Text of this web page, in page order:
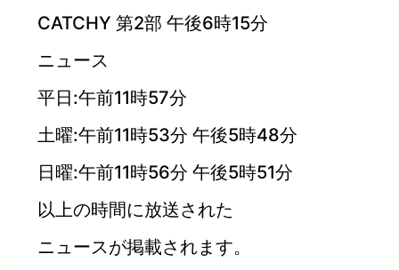
CATCHY 第2部 午後6時15分
ニュース
平日:午前11時57分
土曜:午前11時53分 午後5時48分
日曜:午前11時56分 午後5時51分
以上の時間に放送された
ニュースが掲載されます。